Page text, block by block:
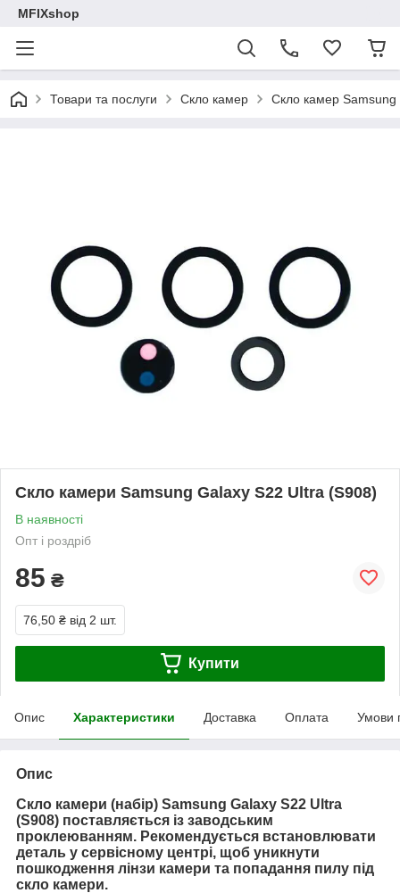
MFIXshop
Товари та послуги Скло камер Скло камер Samsung
Скло камери Samsung Galaxy S22 Ultra (S908)
В наявності
Опт і роздріб
85 ₴
76,50 ₴ від 2 шт.
Купити
Опис Характеристики Доставка Оплата Умови
Опис
Скло камери (набір) Samsung Galaxy S22 Ultra
(S908) поставляється із заводським
проклеюванням. Рекомендується встановлювати
деталь у сервісному центрі, щоб уникнути
пошкодження лінзи камери та попадання пилу під
скло камери.